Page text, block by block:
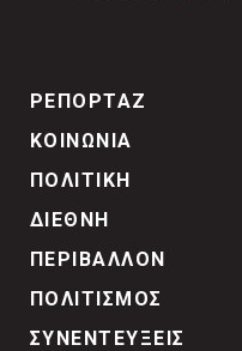
ΡΕΠΟΡΤΑΖ
ΚΟΙΝΩΝΙΑ
ΠΟΛΙΤΙΚΗ
ΔΙΕΘΝΗ
ΠΕΡΙΒΑΛΛΟΝ
ΠΟΛΙΤΙΣΜΟΣ
ΣΥΝΕΝΤΕΥΞΕΙΣ